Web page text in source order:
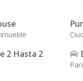
2 Hasta 2